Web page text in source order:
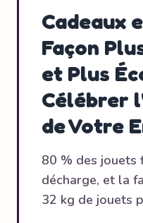
Cadeaux
Façon
et Plus
Célébrer
de Votre
80 % des jouets
décharge, et la
32 kg de jouets